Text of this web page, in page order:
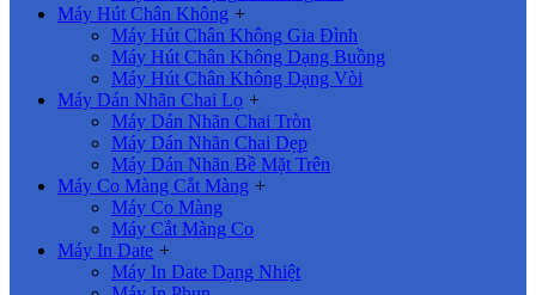
Máy Hút Chân Không +
Máy Hút Chân Không Gia Đình
Máy Hút Chân Không Dạng Buồng
Máy Hút Chân Không Dạng Vòi
Máy Dán Nhãn Chai Lọ +
Máy Dán Nhãn Chai Tròn
Máy Dán Nhãn Chai Dẹp
Máy Dán Nhãn Bề Mặt Trên
Máy Co Màng Cắt Màng +
Máy Co Màng
Máy Cắt Màng Co
Máy In Date +
Máy In Date Dạng Nhiệt